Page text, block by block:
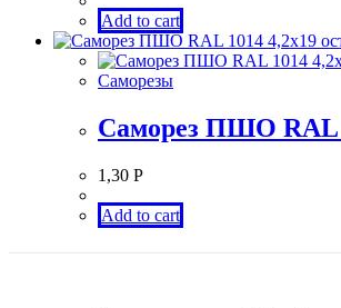
Add to cart
Саморезы
Саморез ПШО RAL
1,30 Р
Add to cart